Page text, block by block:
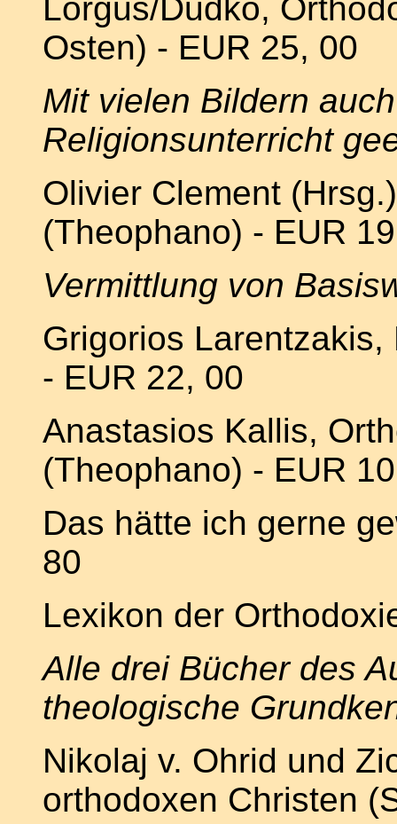
Lorgus/Dudko,
Osten) - EUR 25, 00
Mit vielen Bildern
Religionsunterricht
Olivier Clement
(Theophano) - EUR
Vermittlung von
Grigorios
- EUR 22, 00
Anastasios Kallis,
(Theophano) - EUR
Das hätte ich gerne
80
Lexikon der
Alle drei Bücher des
theologische
Nikolaj v. Ohrid und
orthodoxen Christen